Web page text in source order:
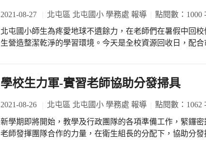
2021-08-27 北屯區 北屯國小 學務處 報導 點閱數：1000
北屯國小師生為疼愛地球不遺餘力，在老師們在暑假中回
生營造整潔乾淨的學習環境。今天是全校資源回收日，配
球，讚啦！
學校生力軍-實習老師協助分發掃具
2021-08-26 北屯區 北屯國小 學務處 報導 點閱數：1062
新學期即將開始，教學及行政團隊的各項準備工作，緊鑼
老師發揮團隊合作的力量，在衛生組長的分配下，協助分